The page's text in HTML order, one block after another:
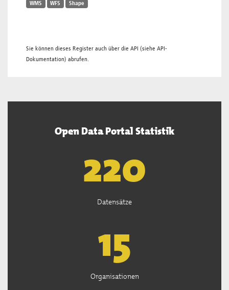
WMS WFS Shape
Sie können dieses Register auch über die API (siehe API-
Dokumentation) abrufen.
Open Data Portal Statistik
222
Datensätze
15
Organisationen